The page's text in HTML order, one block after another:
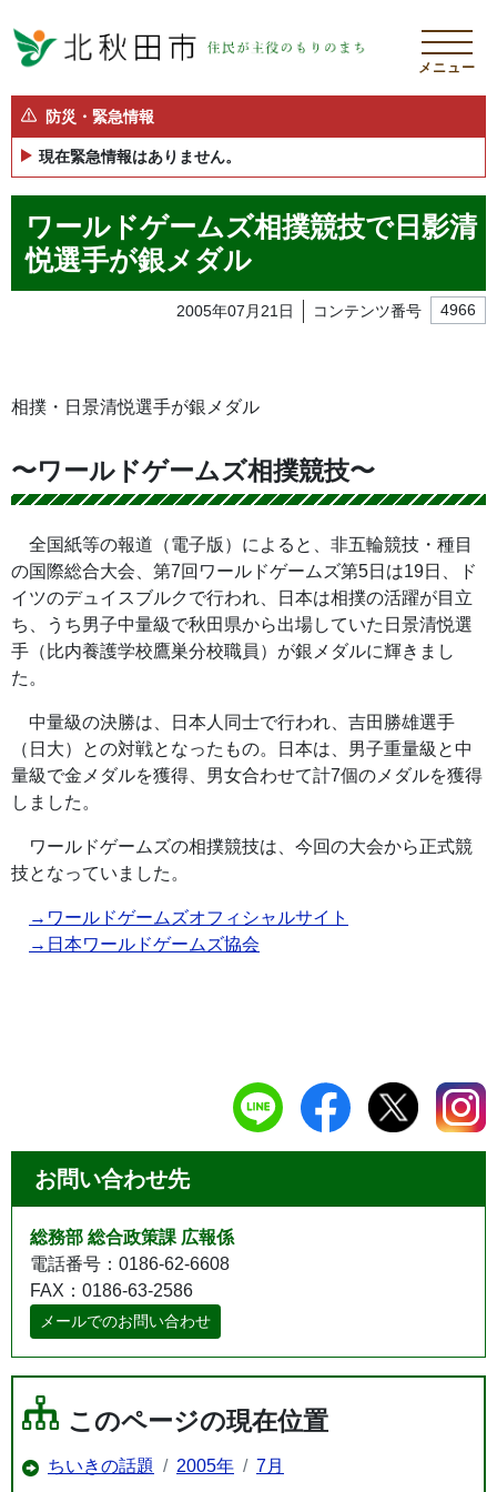
メニュー
防災・緊急情報
現在緊急情報はありません。
ワールドゲームズ相撲競技で日影清
悦選手が銀メダル
2005年07月21日 コンテンツ番号 4966
相撲・日景清悦選手が銀メダル
〜ワールドゲームズ相撲競技〜
全国紙等の報道（電子版）によると、非五輪競技・種目
の国際総合大会、第7回ワールドゲームズ第5日は19日、ド
イツのデュイスブルクで行われ、日本は相撲の活躍が目立
ち、うち男子中量級で秋田県から出場していた日景清悦選
手（比内養護学校鷹巣分校職員）が銀メダルに輝きまし
た。
中量級の決勝は、日本人同士で行われ、吉田勝雄選手
（日大）との対戦となったもの。日本は、男子重量級と中
量級で金メダルを獲得、男女合わせて計7個のメダルを獲得
しました。
ワールドゲームズの相撲競技は、今回の大会から正式競
技となっていました。
→ワールドゲームズオフィシャルサイト
→日本ワールドゲームズ協会
お問い合わせ先
総務部 総合政策課 広報係
電話番号：0186-62-6608
FAX：0186-63-2586
メールでのお問い合わせ
このページの現在位置
ちいきの話題 2005年 7月